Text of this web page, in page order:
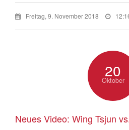
Freitag, 9. November 2018
20
Oktober
Neues Video: Wing Tsjun